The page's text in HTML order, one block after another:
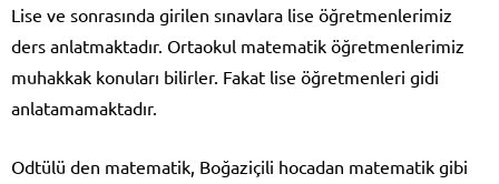
Lise ve sonrasında girilen sınavlara lise öğretmenlerimiz
ders anlatmaktadır. Ortaokul matematik öğretmenlerimiz
muhakkak konuları bilirler. Fakat lise öğretmenleri gidi
anlatamamaktadır.
Odtülü den matematik, Boğaziçili hocadan matematik gibi